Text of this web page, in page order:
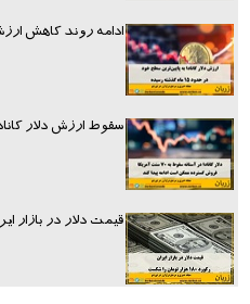
ادامه روند کاهش
سقوط ارزش دلار کانادا تا
قیمت دلار در بازار ایران رکورد ۱۸۰